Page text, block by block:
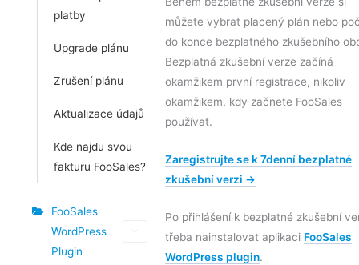
platby
Upgrade plánu
Zrušení plánu
Aktualizace údajů
Kde najdu svou
fakturu FooSales?
FooSales
WordPress
Plugin
můžete vybrat placený plán nebo
do konce bezplatného zkušebního
Bezplatná zkušební verze začíná
okamžikem první registrace, nikoliv
okamžikem, kdy začnete FooSales
používat.
Zaregistrujte se k 7denní bezplatné
zkušební verzi →
Po přihlášení k bezplatné zkušební
třeba nainstalovat aplikaci FooSales
WordPress plugin.